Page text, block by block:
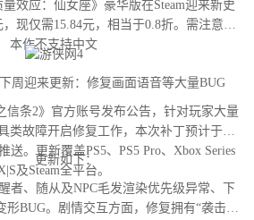
应：仙女座》豪华版在Steam迎来新史
现仅需15.84元，相当于0.8折。需注意，
本作不支持中文
迎来更新：修复画面语音等大量BUG
条2》官方账号发布公告，针对玩家大量
类故障开启修复工作，本次补丁预计于下
送。更新覆盖PS5、PS5 Pro、Xbox Series
及Steam全平台。
更新如下：
、随从及NPC毛发渲染优先级异常、下
形BUG。剧情交互方面，修复拥有“袭击对